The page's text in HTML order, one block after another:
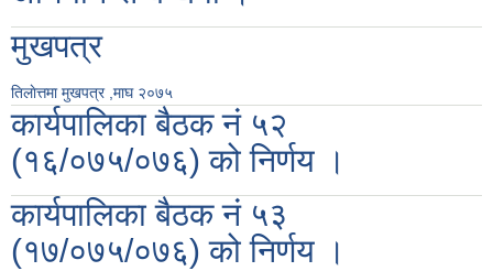
मुखपत्र
तिलाेत्तमा मुखपत्र ,माघ २०७५
कार्यपालिका बैठक नं ५२
(१६/०७५/०७६) को निर्णय ।
कार्यपालिका बैठक नं ५३
(१७/०७५/०७६) को निर्णय ।